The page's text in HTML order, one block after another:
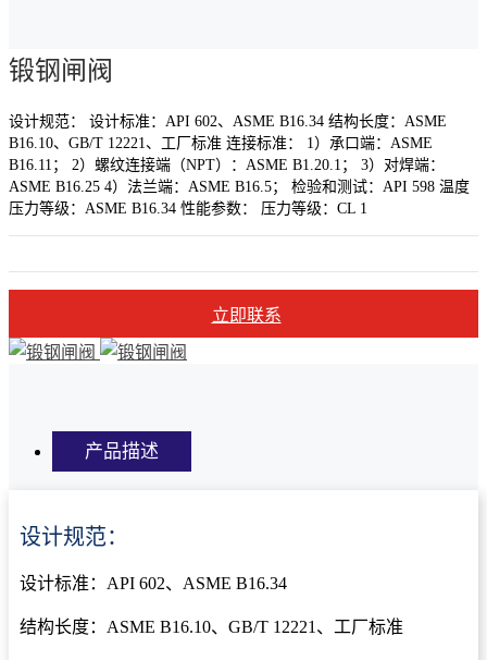
锻钢闸阀
设计规范： 设计标准：API 602、ASME B16.34 结构长度：ASME
B16.10、GB/T 12221、工厂标准 连接标准： 1）承口端：ASME
B16.11； 2）螺纹连接端（NPT）：ASME B1.20.1； 3）对焊端：
ASME B16.25 4）法兰端：ASME B16.5； 检验和测试：API 598 温度
压力等级：ASME B16.34 性能参数： 压力等级：CL 1
立即联系
产品描述
设计规范：
设计标准：API 602、ASME B16.34
结构长度：ASME B16.10、GB/T 12221、工厂标准